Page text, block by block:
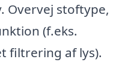
Overvej stoftype,
(f.eks.
filtrering af lys).